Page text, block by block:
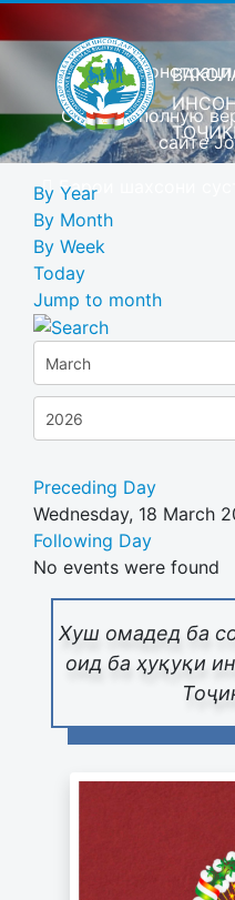
Это
Скачать полную
сайте
Барои шахсони
Хуш омадед ба
оид ба ҳуқуқи
By Year
By Month
By Week
Today
Jump to month
Preceding Day
Wednesday, 18 March
Following Day
No events were found